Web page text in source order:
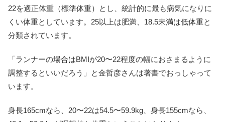
22を適正体重（標準体重）とし、統計的に最も病気になりに
くい体重としています。25以上は肥満、18.5未満は低体重と
分類されています。
「ランナーの場合はBMIが20〜22程度の幅におさまるように
調整するといいだろう」と金哲彦さんは著書でおっしゃって
います。
身長165cmなら、20〜22は54.5〜59.9kg、身長155cmなら、